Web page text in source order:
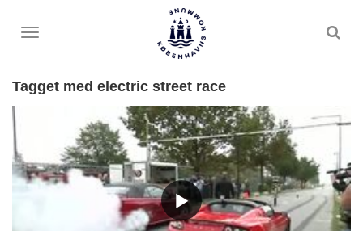
Toggle
Tagget med electric street race